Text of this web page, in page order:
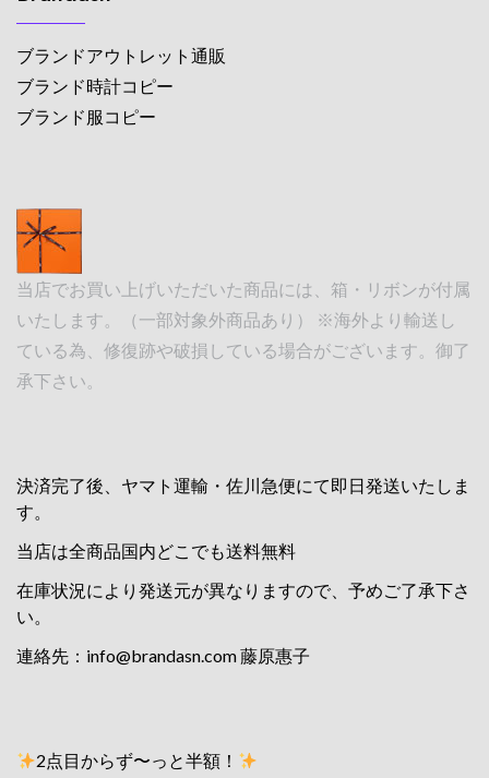
ブランドアウトレット通販
ブランド時計コピー
ブランド服コピー
当店でお買い上げいただいた商品には、箱・リボンが付属
いたします。（一部対象外商品あり） ※海外より輸送し
ている為、修復跡や破損している場合がございます。御了
承下さい。
決済完了後、ヤマト運輸・佐川急便にて即日発送いたしま
す。
当店は全商品国内どこでも送料無料
在庫状況により発送元が異なりますので、予めご了承下さ
い。
連絡先： info@brandasn.com藤原惠子
2点目からず〜っと半額！